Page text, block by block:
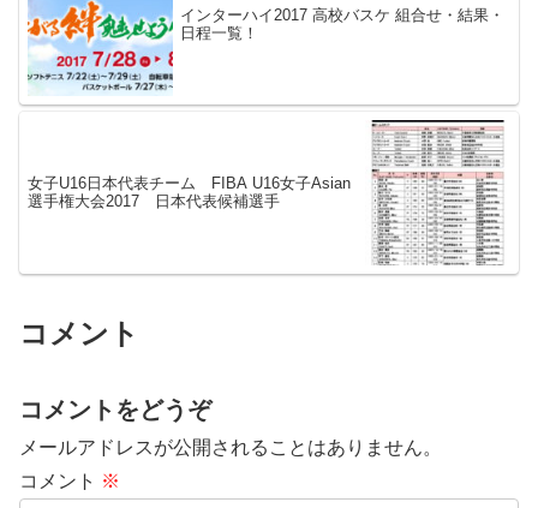
インターハイ2017 高校バスケ 組合せ・結果・
日程一覧！
女子U16日本代表チーム FIBA U16女子Asian
選手権大会2017 日本代表候補選手
コメント
コメントをどうぞ
メールアドレスが公開されることはありません。
コメント ※